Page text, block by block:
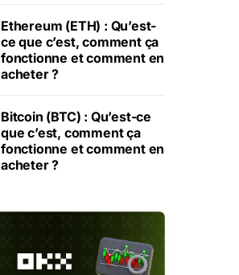
Ethereum (ETH) : Qu’est-
ce que c’est, comment ça
fonctionne et comment en
acheter ?
Bitcoin (BTC) : Qu’est-ce
que c’est, comment ça
fonctionne et comment en
acheter ?